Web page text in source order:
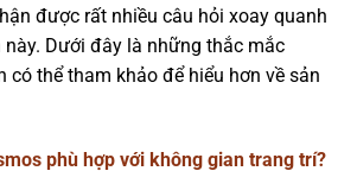
được rất nhiều câu hỏi xoay quanh
này. Dưới đây là những thắc mắc
có thể tham khảo để hiểu hơn về sản
phù hợp với không gian trang trí?